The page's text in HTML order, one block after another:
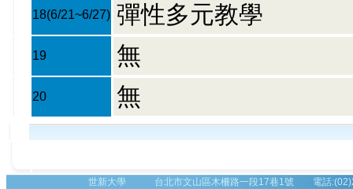
18(6/21~6/27) 彈性多元教學
19 無
20 無
世新大學 台北市文山區木柵路一段17巷1號 電話